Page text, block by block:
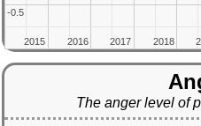
2015
2015 2016
2016 2017
2017 2018
2018
-0.5
-0.5
The anger level of